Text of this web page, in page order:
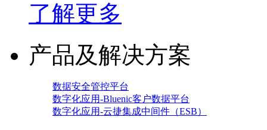
了解更多
产品及解决方案
数据安全管控平台
数字化应用-Bluenic客户数据平台
数字化应用-云捷集成中间件（ESB）